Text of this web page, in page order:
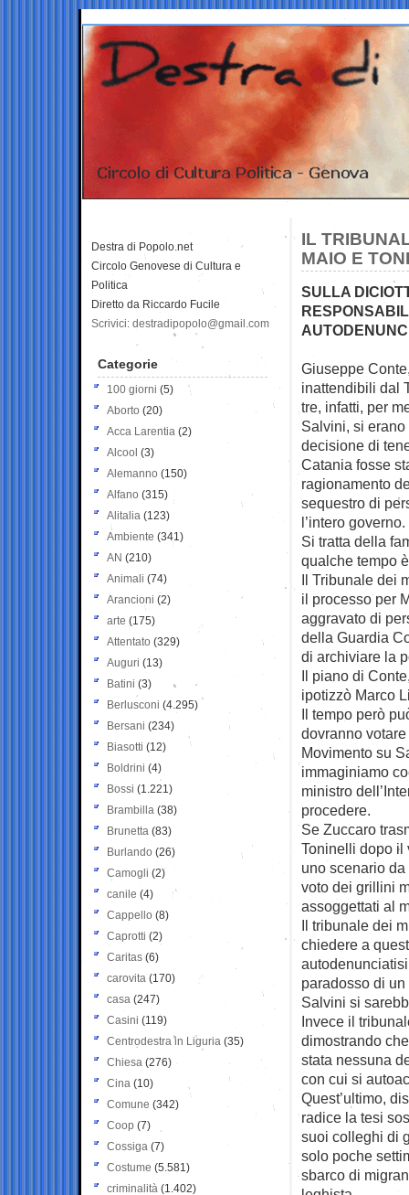
IL
MAIO E
SULLA
Giuseppe
inattendibili dal
tre, infatti, per
Salvini, si
decisione di
Catania fosse
ragionamento
sequestro di
l’intero governo.
Si tratta della
qualche tempo
Il Tribunale dei
il processo per
aggravato di
della Guardia
di archiviare la
Il piano di
ipotizzò Marco
Il tempo però
dovranno
Movimento su
immaginiamo
ministro
procedere.
Se Zuccaro
Toninelli dopo il
uno scenario
voto dei grillini
assoggettati al
Il tribunale dei
chiedere a
paradosso di
Salvini si
Invece il
dimostrando
stata nessuna
con cui si
Quest’ultimo,
radice la tesi
suoi colleghi di
solo poche
sbarco di
Destra di Popolo.net
Circolo Genovese di Cultura e
Politica
Diretto da Riccardo Fucile
Scrivici: destradipopolo@gmail.com
Categorie
100 giorni (5)
Aborto (20)
Acca Larentia (2)
Alcool (3)
Alemanno (150)
Alfano (315)
Alitalia (123)
Ambiente (341)
AN (210)
Animali (74)
Arancioni (2)
arte (175)
Attentato (329)
Auguri (13)
Batini (3)
Berlusconi (4.295)
Bersani (234)
Biasotti (12)
Boldrini (4)
Bossi (1.221)
Brambilla (38)
Brunetta (83)
Burlando (26)
Camogli (2)
canile (4)
Cappello (8)
Caprotti (2)
Caritas (6)
carovita (170)
casa (247)
Casini (119)
Centrodestra in Liguria (35)
Chiesa (276)
Cina (10)
Comune (342)
Coop (7)
Cossiga (7)
Costume (5.581)
criminalità (1.402)